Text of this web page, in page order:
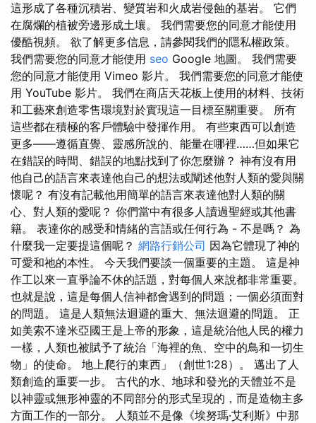
這形成了各種沉積岩、變質岩和火成岩侵蝕的基岩。 它們
在腐爛的植被旁邊形成土壤。 我們需要您的同意才能使用
優酷視頻。 欲了解更多信息，請參閱我們的隱私權政策。
我們需要您的同意才能使用 seo Google 地圖。 我們需要
您的同意才能使用 Vimeo 影片。 我們需要您的同意才能使
用 YouTube 影片。 我們在商店天花板上使用的材料、技術
和工藝來創造零售環境對於實現這一目標至關重要。 所有
這些都在積極的客戶體驗中發揮作用。 有些東西可以創造
更多——遵循直覺、靈感所說的、能量在哪裡……但如果它
在錯誤的時間、錯誤的地點找到了你怎麼辦？ 神有沒有用
他自己的語言來表達他自己的想法或闡述他對人類的愛與關
懷呢？ 有沒有記載他用簡單的語言來表達他對人類的關
心、對人類的愛呢？ 你們當中有很多人讀過聖經或其他書
籍。 表達你的感受和情緒的言語或任何行為 - 不是嗎？ 為
什麼我一定要提這個呢？ 網路行銷公司 因為它體現了神的
可愛和祂的本性。 今天我們要談一個重要的主題。 這是神
作工以來一直爭論不休的話題，對每個人來說都非常重要。
也就是說，這是每個人信神都會遇到的問題；一個必須面對
的問題。 這是人類無法迴避的重大、無法迴避的問題。 正
如美索不達米亞國王是上帝的形象，這是統治他人民的權力
一樣，人類也被賦予了統治「海裡的魚、空中的鳥和一切生
物」的使命。 地上爬行的東西」（創世1:28）。 邁出了人
類創造的重要一步。 古代的水、地球和發光的天體並不是
以神靈或無形神靈的不同部分的形式呈現的，而是造物主多
方面工作的一部分。 人類並不是像《埃努瑪·艾利斯》中那